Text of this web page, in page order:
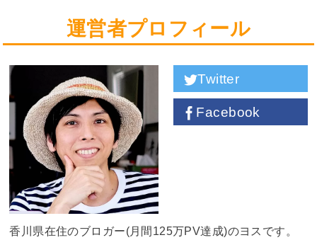
運営者プロフィール
Twitter
Facebook
香川県在住のブロガー(月間125万PV達成)のヨスです。